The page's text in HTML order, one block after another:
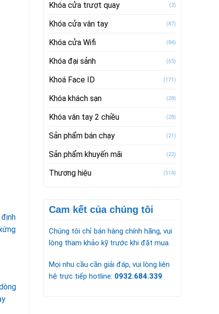
Khóa cửa trượt quay (2)
Khóa cửa vân tay (87)
Khóa cửa Wifi (84)
Khóa đại sảnh (65)
Khoá Face ID (171)
Khóa khách sạn (28)
Khóa vân tay 2 chiều (28)
Sản phẩm bán chạy (21)
Sản phẩm khuyến mãi (22)
Thương hiệu (514)
Cam kết của chúng tôi
Chúng tôi chỉ bán hàng chính hãng, vui
lòng tham khảo kỹ trước khi đặt mua.
Mọi nhu cầu cần giải đáp, vui lòng liên
hệ trực tiếp hotline: 0932.684.339